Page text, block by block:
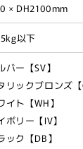
× DH2100mm
以下
バー【SV】
リックブロンズ【
イト【WH】
ボリー【IV】
ック【DB】